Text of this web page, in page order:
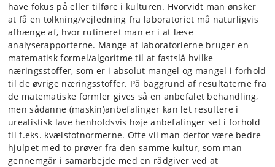
have fokus på eller tilføre i kulturen. Hvorvidt man ønsker
at få en tolkning/vejledning fra laboratoriet må naturligvis
afhænge af, hvor rutineret man er i at læse
analyserapporterne. Mange af laboratorierne bruger en
matematisk formel/algoritme til at fastslå hvilke
næringsstoffer, som er i absolut mangel og mangel i forhold
til de øvrige næringsstoffer. På baggrund af resultaterne fra
de matematiske formler gives så en anbefalet behandling,
men sådanne (maskin)anbefalinger kan let resultere i
urealistisk lave henholdsvis høje anbefalinger set i forhold
til f.eks. kvælstofnormerne. Ofte vil man derfor være bedre
hjulpet med to prøver fra den samme kultur, som man
gennemgår i samarbejde med en rådgiver ved at